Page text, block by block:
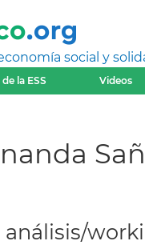
social y
la ESS Videos